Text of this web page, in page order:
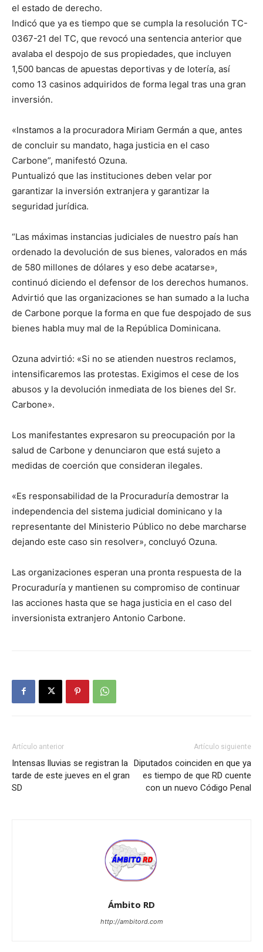
el estado de derecho.
Indicó que ya es tiempo que se cumpla la resolución TC-
0367-21 del TC, que revocó una sentencia anterior que
avalaba el despojo de sus propiedades, que incluyen
1,500 bancas de apuestas deportivas y de lotería, así
como 13 casinos adquiridos de forma legal tras una gran
inversión.
«Instamos a la procuradora Miriam Germán a que, antes
de concluir su mandato, haga justicia en el caso
Carbone”, manifestó Ozuna.
Puntualizó que las instituciones deben velar por
garantizar la inversión extranjera y garantizar la
seguridad jurídica.
“Las máximas instancias judiciales de nuestro país han
ordenado la devolución de sus bienes, valorados en más
de 580 millones de dólares y eso debe acatarse»,
continuó diciendo el defensor de los derechos humanos.
Advirtió que las organizaciones se han sumado a la lucha
de Carbone porque la forma en que fue despojado de sus
bienes habla muy mal de la República Dominicana.
Ozuna advirtió: «Si no se atienden nuestros reclamos,
intensificaremos las protestas. Exigimos el cese de los
abusos y la devolución inmediata de los bienes del Sr.
Carbone».
Los manifestantes expresaron su preocupación por la
salud de Carbone y denunciaron que está sujeto a
medidas de coerción que consideran ilegales.
«Es responsabilidad de la Procuraduría demostrar la
independencia del sistema judicial dominicano y la
representante del Ministerio Público no debe marcharse
dejando este caso sin resolver», concluyó Ozuna.
Las organizaciones esperan una pronta respuesta de la
Procuraduría y mantienen su compromiso de continuar
las acciones hasta que se haga justicia en el caso del
inversionista extranjero Antonio Carbone.
Artículo anterior
Intensas lluvias se registran la
tarde de este jueves en el gran
SD
Artículo siguiente
Diputados coinciden en que ya
es tiempo de que RD cuente
con un nuevo Código Penal
Ámbito RD
http://ambitord.com